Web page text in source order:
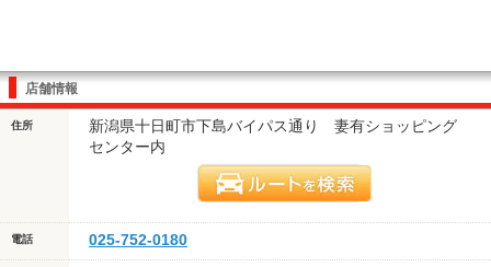
店舗情報
住所
新潟県十日町市下島バイパス通り 妻有ショッピング
センター内
電話 025-752-0180